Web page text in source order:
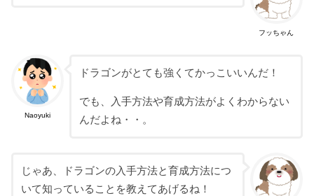
フッちゃん
Naoyuki
ドラゴンがとても強くてかっこいいんだ！
でも、入手方法や育成方法がよくわからない
んだよね・・。
じゃあ、ドラゴンの入手方法と育成方法につ
いて知っていることを教えてあげるね！